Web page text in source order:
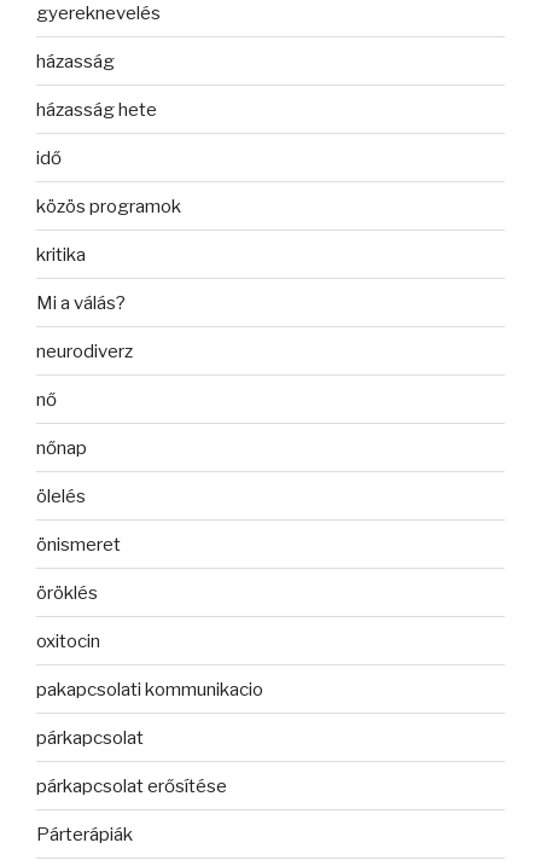
gyereknevelés
házasság
házasság hete
idő
közös programok
kritika
Mi a válás?
neurodiverz
nő
nőnap
ölelés
önismeret
öröklés
oxitocin
pakapcsolati kommunikacio
párkapcsolat
párkapcsolat erősítése
Párterápiák